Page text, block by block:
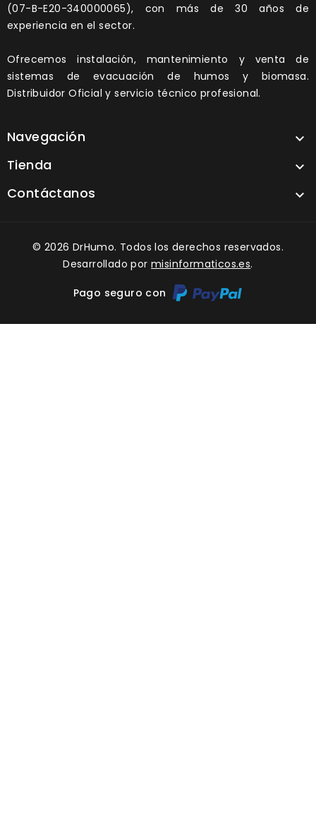
(07-B-E20-340000065), con más de 30 años de
experiencia en el sector.
Ofrecemos instalación, mantenimiento y venta de
sistemas de evacuación de humos y biomasa.
Distribuidor Oficial y servicio técnico profesional.
Navegación 
Tienda 
Contáctanos 
© 2026 DrHumo. Todos los derechos reservados.
Desarrollado pormisinformaticos.es.
Pago seguro con